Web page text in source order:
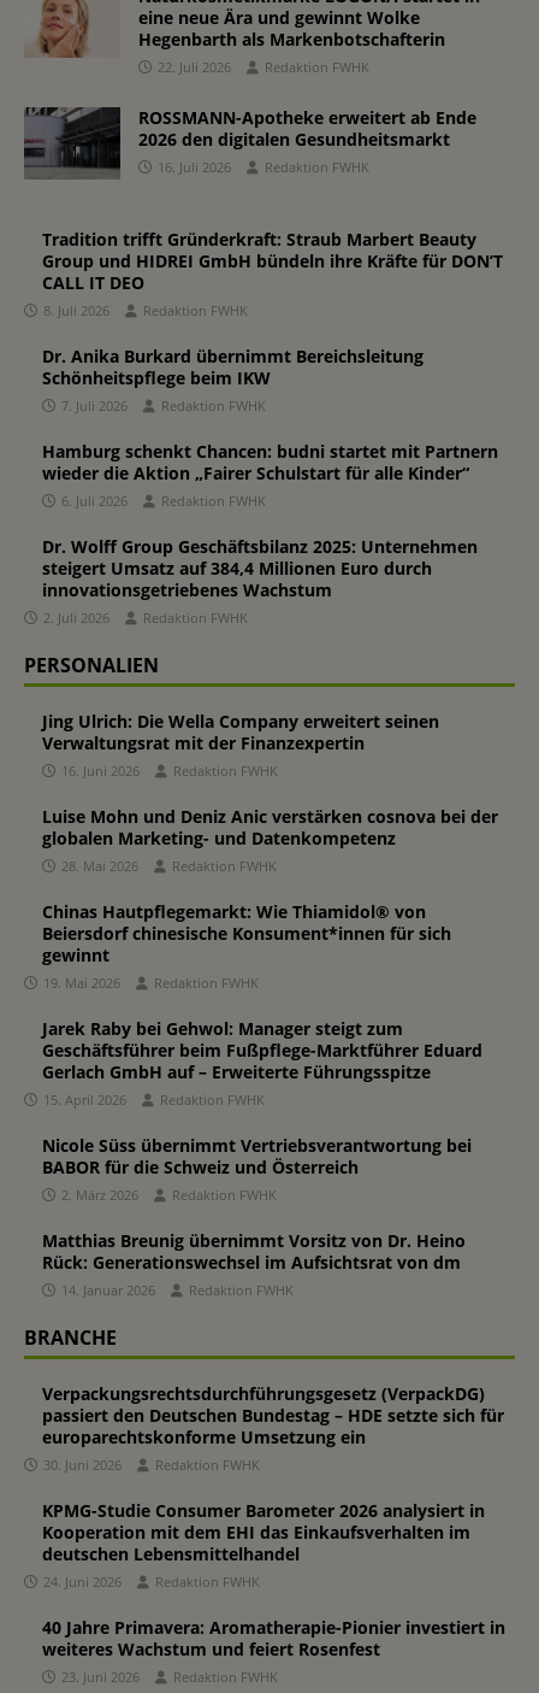
eine neue Ära und gewinnt Wolke
Hegenbarth als Markenbotschafterin
22. Juli 2026 Redaktion FWHK
ROSSMANN-Apotheke erweitert ab Ende
2026 den digitalen Gesundheitsmarkt
16. Juli 2026 Redaktion FWHK
Tradition trifft Gründerkraft: Straub Marbert Beauty
Group und HIDREI GmbH bündeln ihre Kräfte für DON’T
CALL IT DEO
8. Juli 2026 Redaktion FWHK
Dr. Anika Burkard übernimmt Bereichsleitung
Schönheitspflege beim IKW
7. Juli 2026 Redaktion FWHK
Hamburg schenkt Chancen: budni startet mit Partnern
wieder die Aktion „Fairer Schulstart für alle Kinder“
6. Juli 2026 Redaktion FWHK
Dr. Wolff Group Geschäftsbilanz 2025: Unternehmen
steigert Umsatz auf 384,4 Millionen Euro durch
innovationsgetriebenes Wachstum
2. Juli 2026 Redaktion FWHK
PERSONALIEN
Jing Ulrich: Die Wella Company erweitert seinen
Verwaltungsrat mit der Finanzexpertin
16. Juni 2026 Redaktion FWHK
Luise Mohn und Deniz Anic verstärken cosnova bei der
globalen Marketing- und Datenkompetenz
28. Mai 2026 Redaktion FWHK
Chinas Hautpflegemarkt: Wie Thiamidol® von
Beiersdorf chinesische Konsument*innen für sich
gewinnt
19. Mai 2026 Redaktion FWHK
Jarek Raby bei Gehwol: Manager steigt zum
Geschäftsführer beim Fußpflege-Marktführer Eduard
Gerlach GmbH auf – Erweiterte Führungsspitze
15. April 2026 Redaktion FWHK
Nicole Süss übernimmt Vertriebsverantwortung bei
BABOR für die Schweiz und Österreich
2. März 2026 Redaktion FWHK
Matthias Breunig übernimmt Vorsitz von Dr. Heino
Rück: Generationswechsel im Aufsichtsrat von dm
14. Januar 2026 Redaktion FWHK
BRANCHE
Verpackungsrechtsdurchführungsgesetz (VerpackDG)
passiert den Deutschen Bundestag – HDE setzte sich für
europarechtskonforme Umsetzung ein
30. Juni 2026 Redaktion FWHK
KPMG-Studie Consumer Barometer 2026 analysiert in
Kooperation mit dem EHI das Einkaufsverhalten im
deutschen Lebensmittelhandel
24. Juni 2026 Redaktion FWHK
40 Jahre Primavera: Aromatherapie-Pionier investiert in
weiteres Wachstum und feiert Rosenfest
23. Juni 2026 Redaktion FWHK